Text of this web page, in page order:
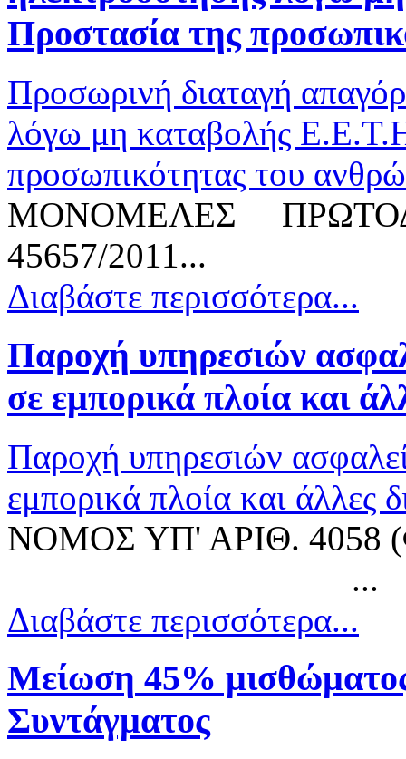
Προστασία της
Προσωρινή διαταγή
λόγω μη καταβολής
προσωπικότητας του
ΜΟΝΟΜΕΛΕΣ
45657/2011...
Διαβάστε περισσότερα...
Παροχή υπηρεσιών
σε εμπορικά πλοία και
Παροχή υπηρεσιών
εμπορικά πλοία και άλλες
ΝΟΜΟΣ ΥΠ' ΑΡΙΘ. 4058
...
Διαβάστε περισσότερα...
Μείωση 45%
Συντάγματος